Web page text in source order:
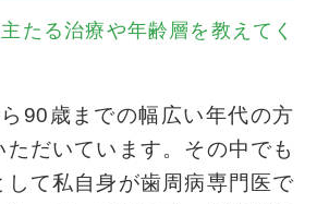
たる治療や年齢層を教えてく
90歳までの幅広い年代の方
ただいています。その中でも
して私自身が歯周病専門医で